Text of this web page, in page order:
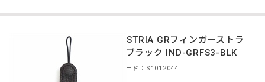
INDUSTRIA GRフィンガーストラ
ップ ブラック IND-GRFS3-BLK
商品コード：S1012044